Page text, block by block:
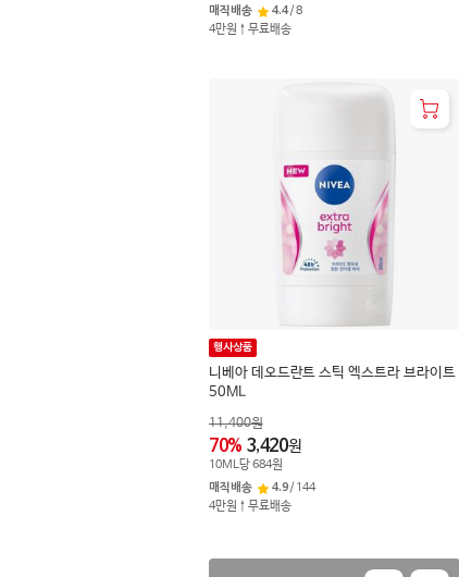
매직배송
4.4/8
4만원↑무료배송
니베아 데오드란트 스틱 엑스트라 브라이트
50ML
행사상품
11,400원
70% 3,420원
10ML당684원
매직배송
4.9/ 144
4만원↑무료배송